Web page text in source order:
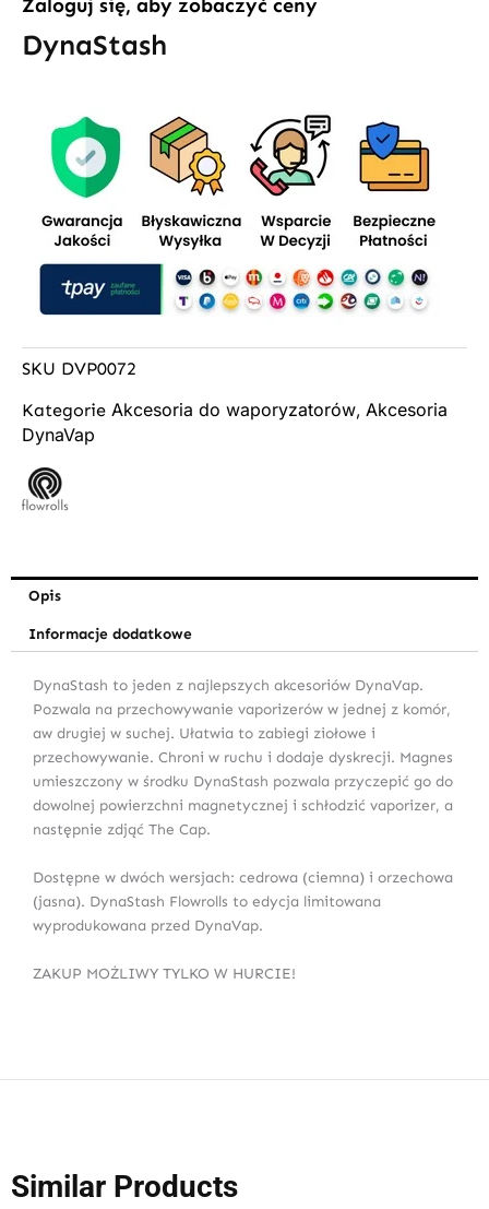
Zaloguj się, aby zobaczyć ceny
DynaStash
SKU DVP0072
Kategorie Akcesoria do waporyzatorów, Akcesoria
DynaVap
Opis
Informacje dodatkowe
DynaStash to jeden z najlepszych akcesoriów DynaVap.
Pozwala na przechowywanie vaporizerów w jednej z komór,
aw drugiej w suchej. Ułatwia to zabiegi ziołowe i
przechowywanie. Chroni w ruchu i dodaje dyskrecji. Magnes
umieszczony w środku DynaStash pozwala przyczepić go do
dowolnej powierzchni magnetycznej i schłodzić vaporizer, a
następnie zdjąć The Cap.
Dostępne w dwóch wersjach: cedrowa (ciemna) i orzechowa
(jasna). DynaStash Flowrolls to edycja limitowana
wyprodukowana przed DynaVap.
ZAKUP MOŻLIWY TYLKO W HURCIE!
Similar Products